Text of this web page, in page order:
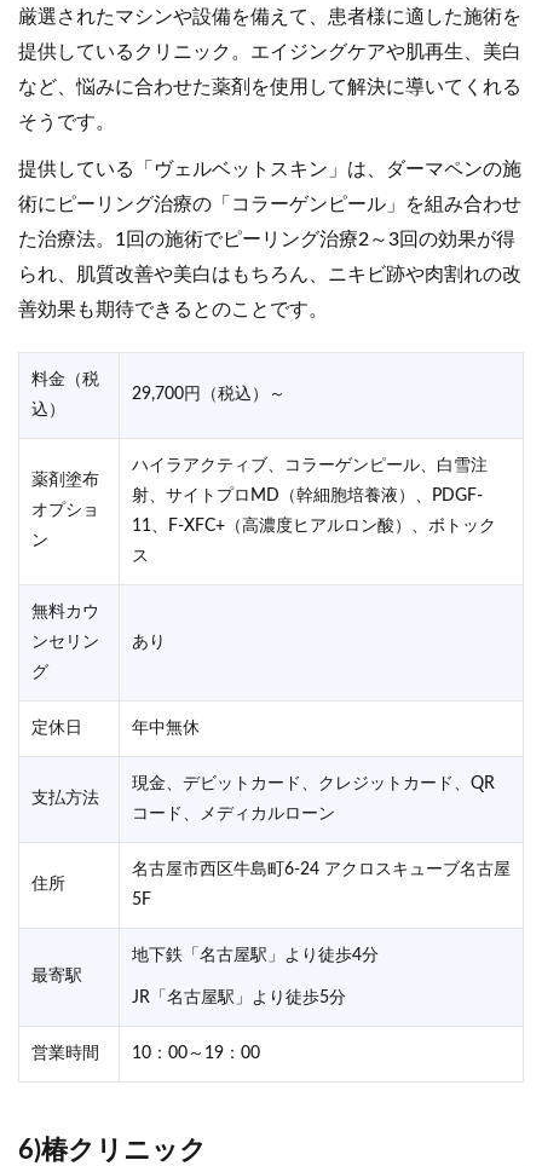
厳選されたマシンや設備を備えて、患者様に適した施術を
提供しているクリニック。エイジングケアや肌再生、美白
など、悩みに合わせた薬剤を使用して解決に導いてくれる
そうです。
提供している「ヴェルベットスキン」は、ダーマペンの施
術にピーリング治療の「コラーゲンピール」を組み合わせ
た治療法。1回の施術でピーリング治療2～3回の効果が得
られ、肌質改善や美白はもちろん、ニキビ跡や肉割れの改
善効果も期待できるとのことです。
料金（税
込）
29,700円（税込）～
薬剤塗布
オプショ
ン
ハイラアクティブ、コラーゲンピール、白雪注
射、サイトプロMD（幹細胞培養液）、PDGF-
11、F-XFC+（高濃度ヒアルロン酸）、ボトック
ス
無料カウ
ンセリン
グ
あり
定休日 年中無休
支払方法
現金、デビットカード、クレジットカード、QR
コード、メディカルローン
住所
名古屋市西区牛島町6-24 アクロスキューブ名古屋
5F
最寄駅
地下鉄「名古屋駅」より徒歩4分
JR「名古屋駅」より徒歩5分
営業時間 10：00～19：00
6)椿クリニック